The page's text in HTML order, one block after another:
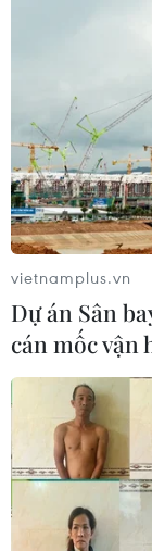
Startup AI
công 1 triệu
18/03/2025 00:50
Filum AI, nền
(CXM) ứng
động thành
trong khu vực.
vietnamplus.vn
Dự án Sân
cán mốc vận